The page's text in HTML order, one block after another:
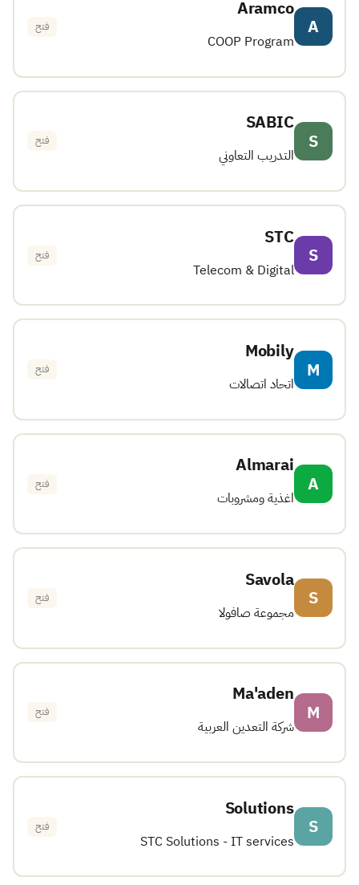
A
Aramco
COOP Program
فتح
S
SABIC
التدريب التعاوني
فتح
S
STC
Telecom & Digital
فتح
M
Mobily
اتحاد اتصالات
فتح
A
Almarai
اغذية ومشروبات
فتح
S
Savola
مجموعة صافولا
فتح
M
Ma'aden
شركة التعدين العربية
فتح
S
Solutions
STC Solutions - IT services
فتح